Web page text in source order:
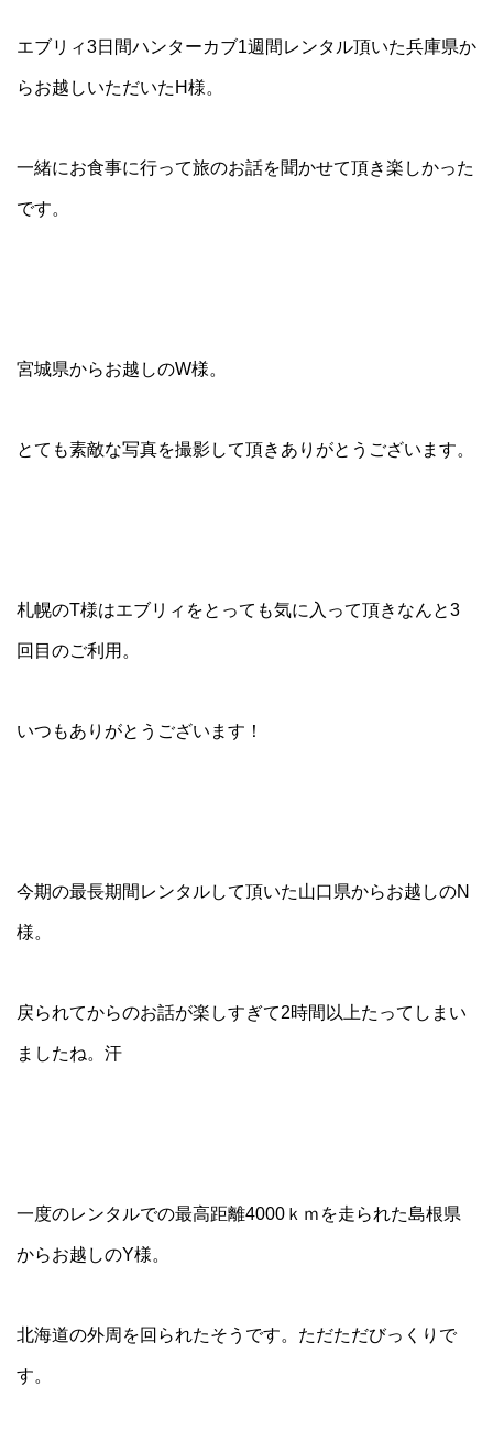
エブリィ3日間ハンターカブ1週間レンタル頂いた兵庫県か
らお越しいただいたH様。
一緒にお食事に行って旅のお話を聞かせて頂き楽しかった
です。
宮城県からお越しのW様。
とても素敵な写真を撮影して頂きありがとうございます。
札幌のT様はエブリィをとっても気に入って頂きなんと3
回目のご利用。
いつもありがとうございます！
今期の最長期間レンタルして頂いた山口県からお越しのN
様。
戻られてからのお話が楽しすぎて2時間以上たってしまい
ましたね。汗
一度のレンタルでの最高距離4000ｋｍを走られた島根県
からお越しのY様。
北海道の外周を回られたそうです。ただただびっくりで
す。